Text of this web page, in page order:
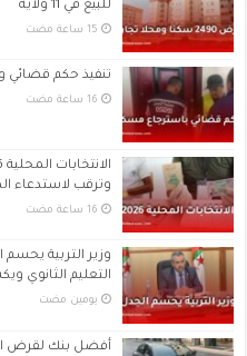
للبيع في 11 ولاية
تنفيذ حكم قضائي
وترقب لاستدعاء
وزير التربية
التعليم الثانوي
‏يومين مضت